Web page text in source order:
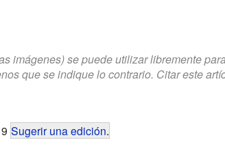
imágenes) se puede utilizar libremente
que se indique lo contrario. Citar este
Sugerir una edición.